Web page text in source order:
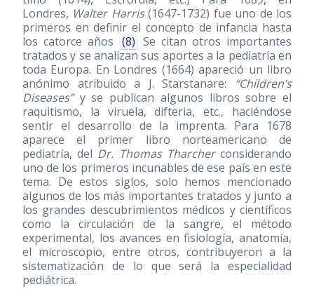
Londres, Walter Harris (1647-1732) fue uno de los
primeros en definir el concepto de infancia hasta
los catorce años (8) Se citan otros importantes
tratados y se analizan sus aportes a la pediatría en
toda Europa. En Londres (1664) apareció un libro
anónimo atribuido a J. Starstanare: “Children’s
Diseases”y se publican algunos libros sobre el
raquitismo, la viruela, difteria, etc., haciéndose
sentir el desarrollo de la imprenta. Para 1678
aparece el primer libro norteamericano de
pediatría, del Dr. Thomas Tharcherconsiderando
uno de los primeros incunables de ese país en este
tema. De estos siglos, solo hemos mencionado
algunos de los más importantes tratados y junto a
los grandes descubrimientos médicos y científicos
como la circulación de la sangre, el método
experimental, los avances en fisiología, anatomía,
el microscopio, entre otros, contribuyeron a la
sistematización de lo que será la especialidad
pediátrica.